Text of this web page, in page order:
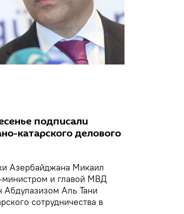
подписали
катарского делового
Азербайджана Микаил
министром и главой МВД
Аль Тани
сотрудничества в